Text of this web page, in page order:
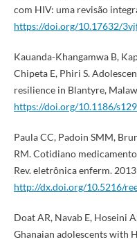
com HIV: uma revisão
https://doi.org/10.17632/
Kauanda-Khangamwa B,
Chipeta E, Phiri S.
resilience in Blantyre,
https://doi.org/10.1186/
Paula CC, Padoin SMM,
RM. Cotidiano
Rev. eletrônica enferm.
http://dx.doi.org/10.5216/
Doat AR, Navab E, Hoseini
Ghanaian adolescents with